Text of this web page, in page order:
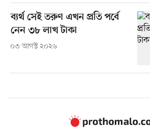
ব্যর্থ সেই তরুণ এখন প্রতি পর্বে
নেন ৩৮ লাখ টাকা
০৩ আগস্ট ২০২৬